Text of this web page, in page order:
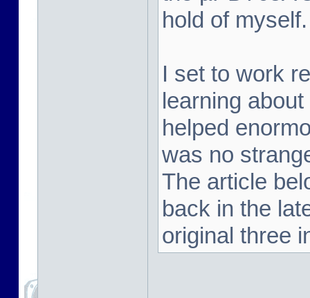
hold of myself.
I set to work
learning
helped
was no
The article
back in the
original three